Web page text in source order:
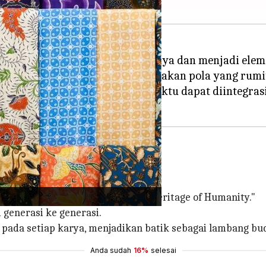
melampaui asal-usul budayanya dan menjadi
tahan lilin untuk menciptakan pola yang
batik yang tak lekang oleh waktu dapat
melalui pola-polanya.
of Oral and Intangible Heritage of Humanity."
ke generasi.
setiap karya, menjadikan batik sebagai lambang
Anda sudah 16% selesai